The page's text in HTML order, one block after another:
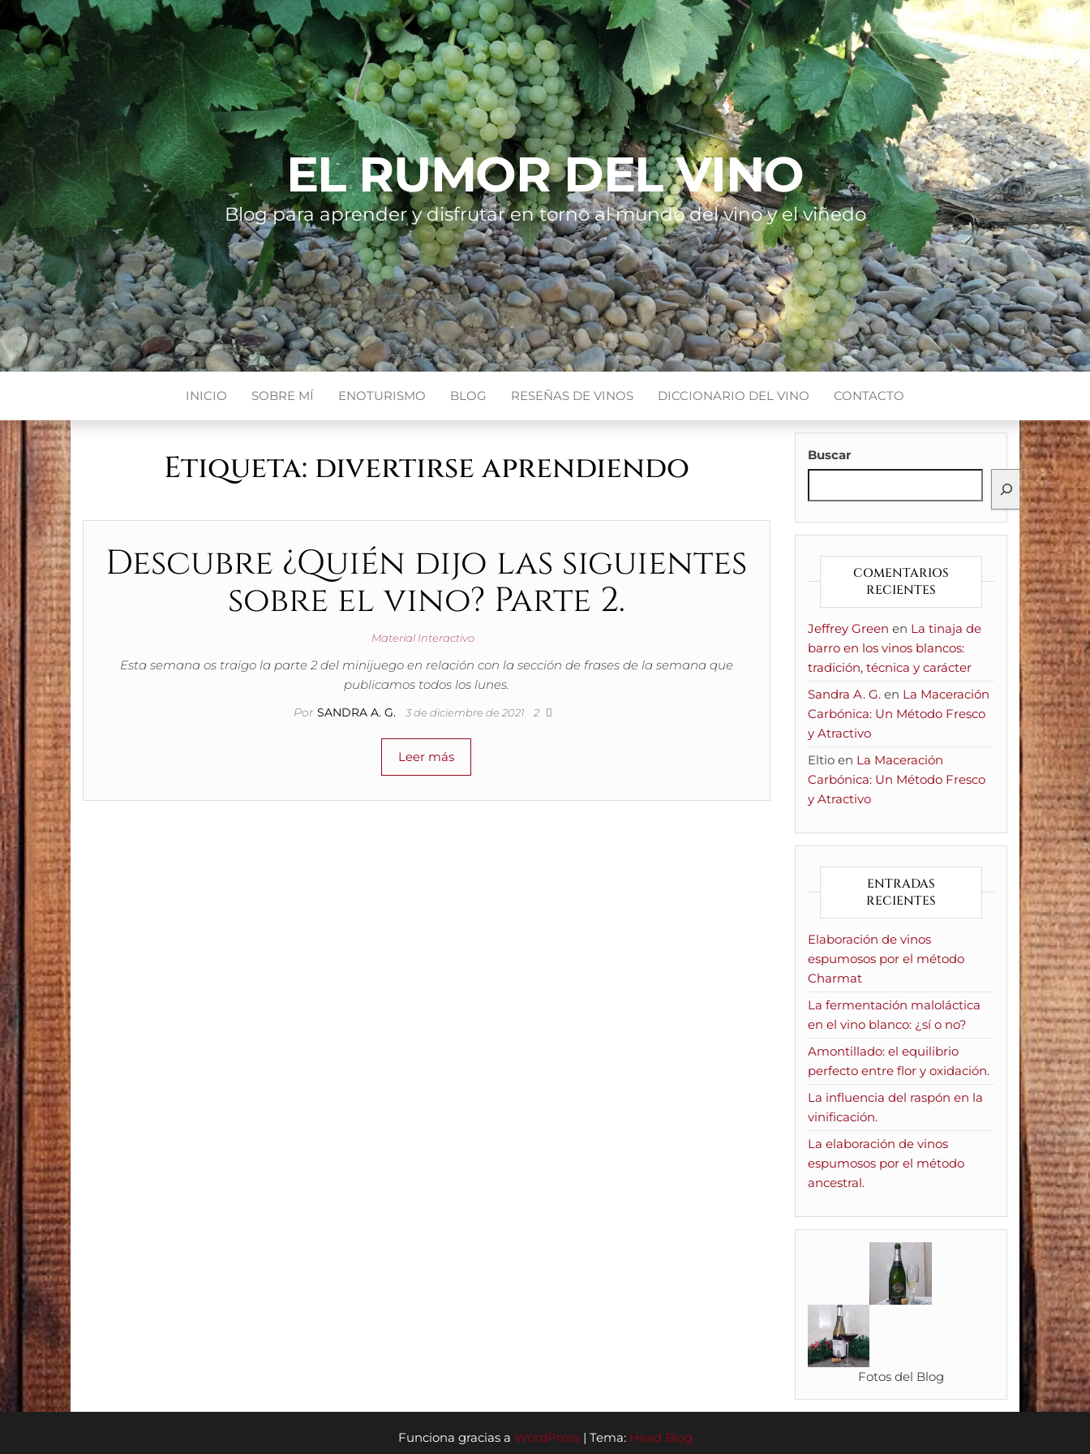
EL RUMOR DEL VINO
Blog para aprender y disfrutar en torno al mundo del vino y el viñedo
INICIO SOBRE MÍ ENOTURISMO BLOG RESEÑAS DE VINOS DICCIONARIO DEL VINO CONTACTO
Etiqueta: divertirse aprendiendo
Descubre ¿Quién dijo las siguientes
sobre el vino? Parte 2.
Material Interactivo
Esta semana os traigo la parte 2 del minijuego en relación con la sección de frases de la semana que
publicamos todos los lunes.
Por SANDRA A. G. 3 de diciembre de 2021 2
Leer más
Buscar
COMENTARIOS
RECIENTES
Jeffrey Green en La tinaja de
barro en los vinos blancos:
tradición, técnica y carácter
Sandra A. G.en La Maceración
Carbónica: Un Método Fresco
y Atractivo
Eltioen La Maceración
Carbónica: Un Método Fresco
y Atractivo
ENTRADAS
RECIENTES
Elaboración de vinos
espumosos por el método
Charmat
La fermentación maloláctica
en el vino blanco: ¿sí o no?
Amontillado: el equilibrio
perfecto entre flor y oxidación.
La influencia del raspón en la
vinificación.
La elaboración de vinos
espumosos por el método
ancestral.
Fotos del Blog
Funciona gracias a WordPress | Tema: Head Blog